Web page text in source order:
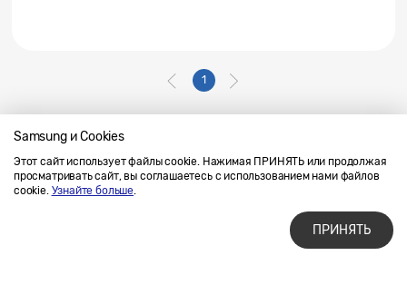
Samsung и Cookies
Этот сайт использует файлы cookie. Нажимая ПРИНЯТЬ или продолжая
просматривать сайт, вы соглашаетесь с использованием нами файлов
cookie. Узнайте больше.
ПРИНЯТЬ
1
Напишите нам
SAMSUNG.COM
Условия использования материалов